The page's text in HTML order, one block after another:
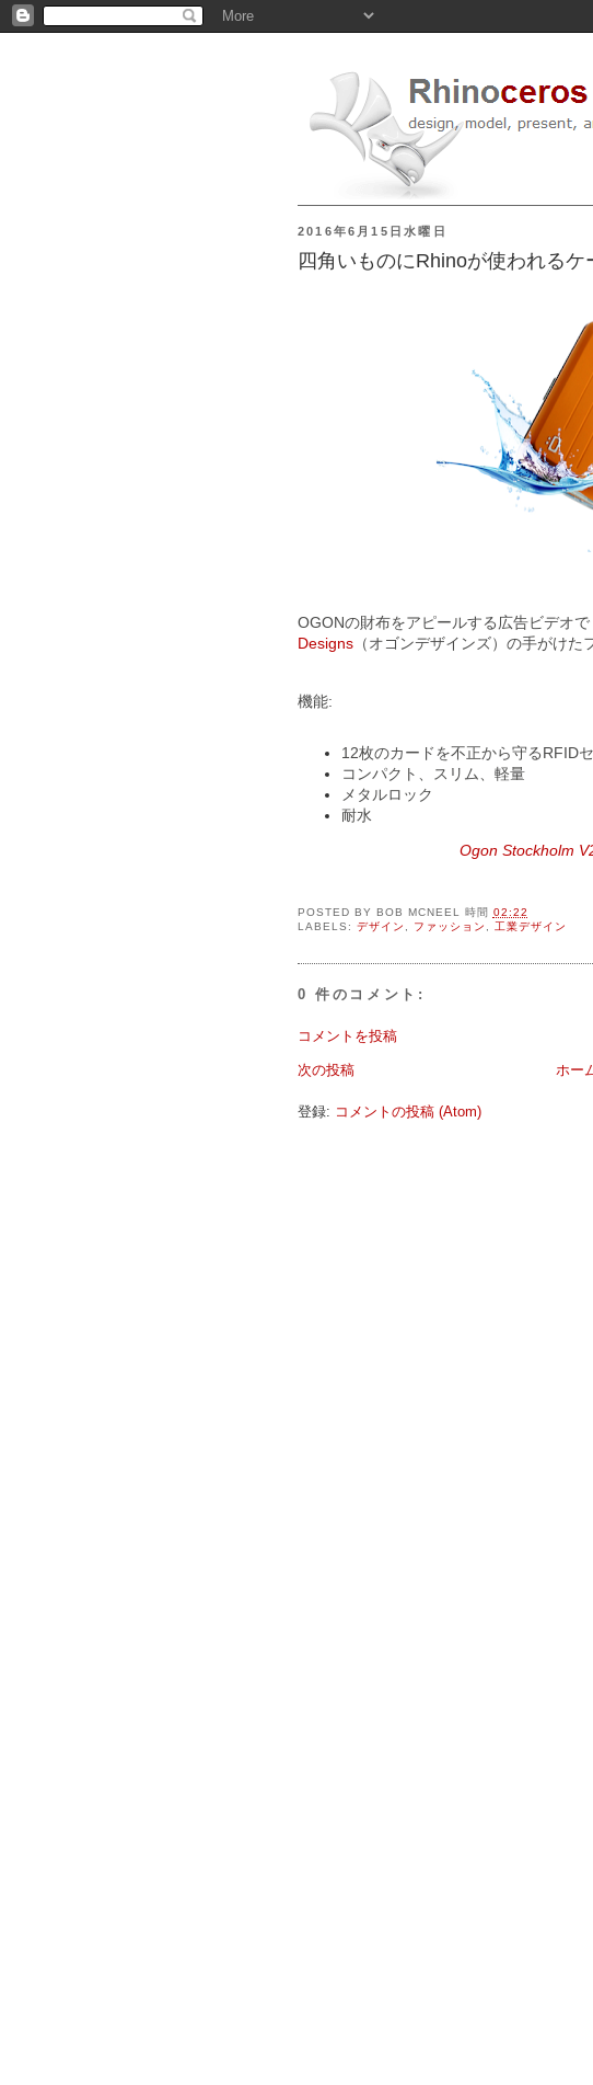
2016年6月15日水曜日
四角いものにRhinoが使われるケ
OGONの財布をアピールする広告ビデオで
Designs （オゴンデザインズ）の手がけた
機能:
12枚のカードを不正から守るRFID
コンパクト、スリム、軽量
メタルロック
耐水
Ogon Stockholm
POSTED BY BOB MCNEEL 時間 02:22
LABELS: デザイン ファッション 工業デザイン
0 件のコメント:
コメントを投稿
次の投稿 ホー
登録: コメントの投稿 (Atom)